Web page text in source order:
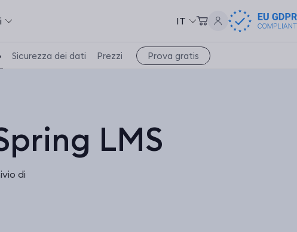
IT
Sicurezza dei dati Prezzi Prova gratis
LMS
di